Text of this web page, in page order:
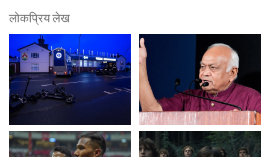
लोकप्रिय लेख